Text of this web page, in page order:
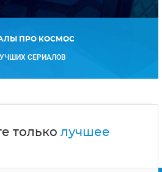
ПРО КОСМОС
СЕРИАЛОВ
только лучшее